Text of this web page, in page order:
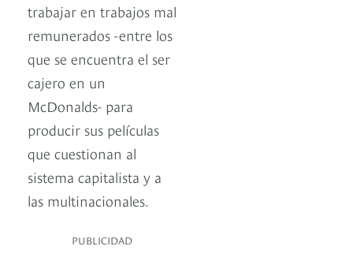
trabajar en trabajos mal
remunerados -entre los
que se encuentra el ser
cajero en un
McDonalds- para
producir sus películas
que cuestionan al
sistema capitalista y a
las multinacionales.
PUBLICIDAD